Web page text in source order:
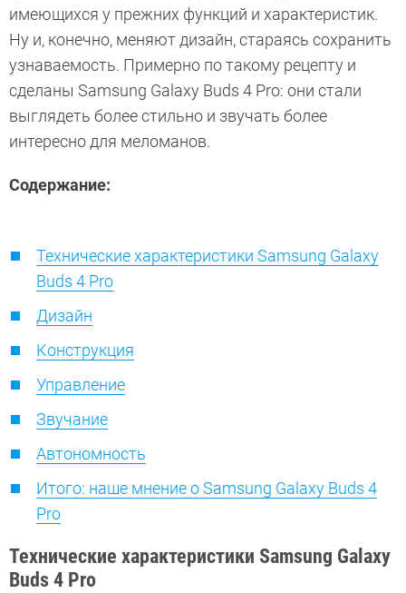
имеющихся у прежних функций и характеристик.
Ну и, конечно, меняют дизайн, стараясь сохранить
узнаваемость. Примерно по такому рецепту и
сделаны Samsung Galaxy Buds 4 Pro: они стали
выглядеть более стильно и звучать более
интересно для меломанов.
Содержание:
Технические характеристики Samsung Galaxy
Buds 4 Pro
Дизайн
Конструкция
Управление
Звучание
Автономность
Итого: наше мнение о Samsung Galaxy Buds 4
Pro
Технические характеристики Samsung Galaxy
Buds 4 Pro